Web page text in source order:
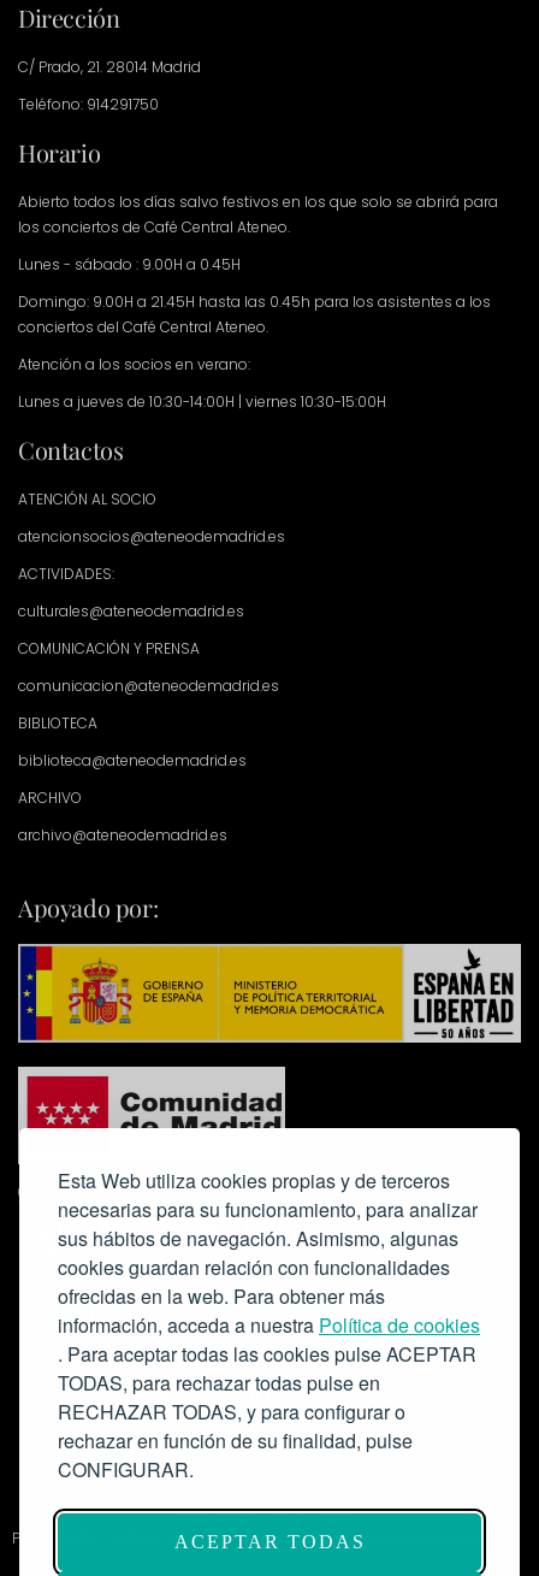
Esta Web utiliza cookies propias y de terceros
necesarias para su funcionamiento, para analizar
sus hábitos de navegación. Asimismo, algunas
cookies guardan relación con funcionalidades
ofrecidas en la web. Para obtener más
información, acceda a nuestra Política de cookies
. Para aceptar todas las cookies pulse ACEPTAR
TODAS, para rechazar todas pulse en
RECHAZAR TODAS, y para configurar o
rechazar en función de su finalidad, pulse
CONFIGURAR.
ACEPTAR TODAS
Dirección
C/ Prado, 21. 28014 Madrid
Teléfono: 914291750
Horario
Abierto todos los días salvo festivos en los que solo se abrirá para
los conciertos de Café Central Ateneo.
Lunes - sábado : 9.00H a 0.45H
Domingo: 9.00H a 21.45H hasta las 0.45h para los asistentes a los
conciertos del Café Central Ateneo.
Atención a los socios en verano:
Lunes a jueves de 10:30-14:00H | viernes 10:30-15:00H
Contactos
ATENCIÓN AL SOCIO
atencionsocios@ateneodemadrid.es
ACTIVIDADES:
culturales@ateneodemadrid.es
COMUNICACIÓN Y PRENSA
comunicacion@ateneodemadrid.es
BIBLIOTECA
biblioteca@ateneodemadrid.es
ARCHIVO
archivo@ateneodemadrid.es
Apoyado por:
Colabora:
Proyecto de modernización de infraestructuras y digitalización del
Salón de Actos del Ateneo de Madrid como espacio escénico-musical.